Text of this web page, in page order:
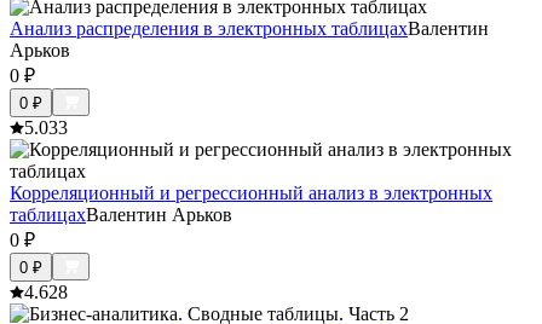
Анализ распределения в электронных таблицахВалентин
Арьков
0 ₽
0 ₽
5.033
Корреляционный и регрессионный анализ в электронных
таблицахВалентин Арьков
0 ₽
0 ₽
4.628